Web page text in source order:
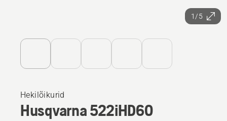
1/5
Hekilõikurid
Husqvarna 522iHD60